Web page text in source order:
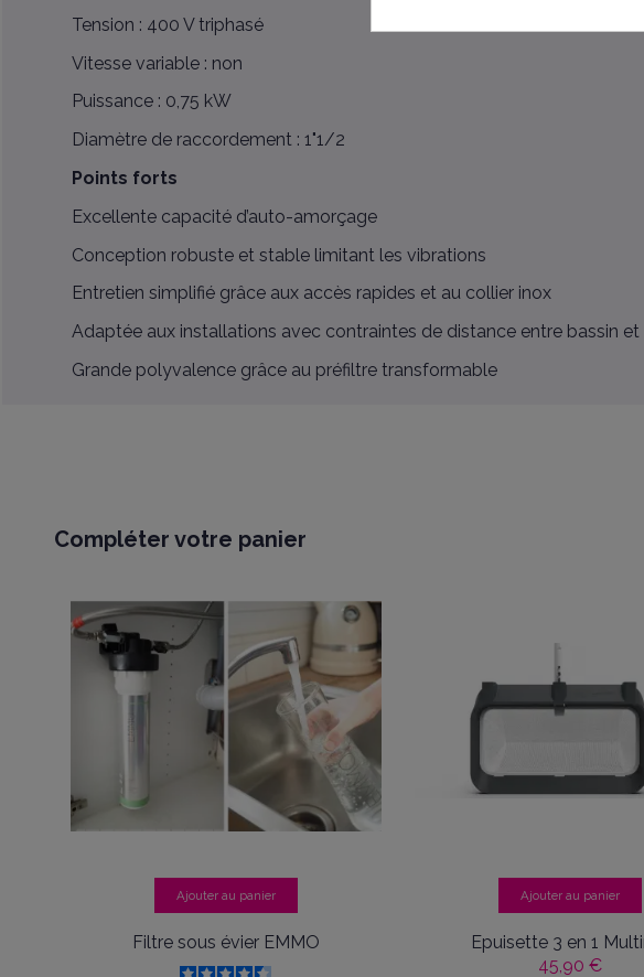
Tension : 400 V triphasé
Vitesse variable : non
Puissance : 0,75 kW
Diamètre de raccordement : 1"1/2
Points forts
Excellente capacité d’auto-amorçage
Conception robuste et stable limitant les vibrations
Entretien simplifié grâce aux accès rapides et au collier inox
Adaptée aux installations avec contraintes de distance entre bassin
Grande polyvalence grâce au préfiltre transformable
Compléter votre panier
Ajouter au panier
Filtre sous évier EMMO
Ajouter au panier
Epuisette 3 en 1
45,90 €